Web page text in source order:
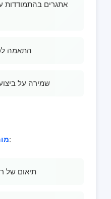
אתגרים בהתמודדות
התאמה
שמירה על
:
תיאום של